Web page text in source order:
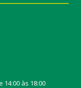
14:00 às 18:00